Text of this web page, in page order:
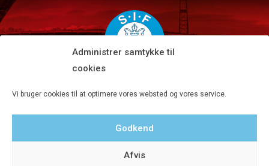
Administrer samtykke til
cookies
Vi bruger cookies til at optimere vores websted og vores service.
Godkend
Afvis
Tlf 8680 4477 · Fax 8680 4647 · Kontortid man-fre kl. 9-15